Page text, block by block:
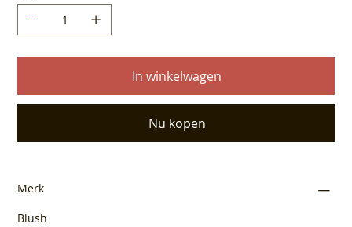
In winkelwagen
Nu kopen
Merk
Blush